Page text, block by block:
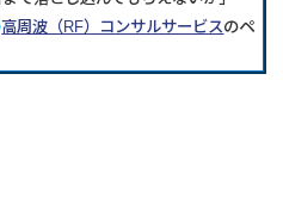
高周波（RF）コンサルサービスのペ